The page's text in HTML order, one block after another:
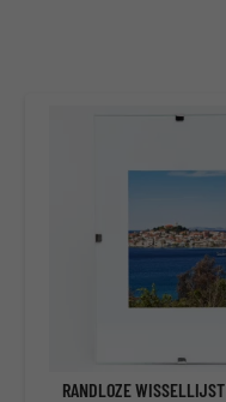
RANDLOZE WISSELLIJST